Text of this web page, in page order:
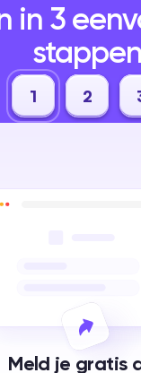
in 3
stappen
1 2
Meld je gratis